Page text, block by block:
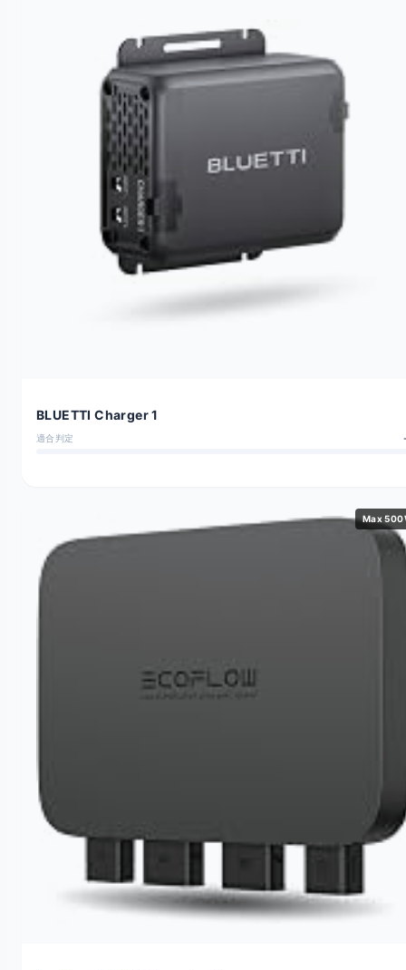
BLUETTI Charger 1
適合判定
Max